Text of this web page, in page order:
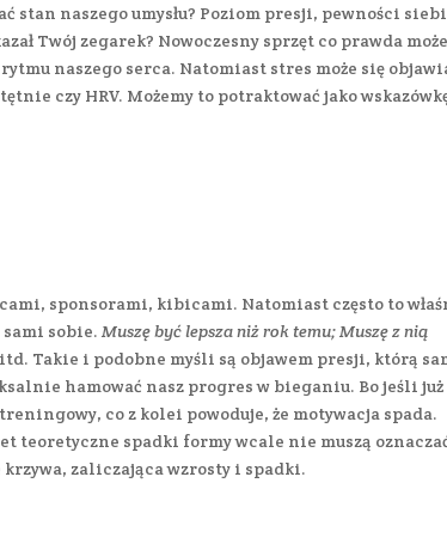
stan naszego umysłu? Poziom presji, pewności
Twój zegarek? Nowoczesny sprzęt co prawda może
naszego serca. Natomiast stres może się
czy HRV. Możemy to potraktować jako
sponsorami, kibicami. Natomiast często to
sami sobie.Muszę być lepsza niż rok temu; Muszę z nią
itd. Takie i podobne myśli są objawem presji, którą
hamować nasz progres w bieganiu. Bo jeśli
co z kolei powoduje, że motywacja spada.
teoretyczne spadki formy wcale nie muszą
zaliczająca wzrosty i spadki.